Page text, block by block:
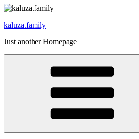
Zum
springen
kaluza.family
Just another Homepage